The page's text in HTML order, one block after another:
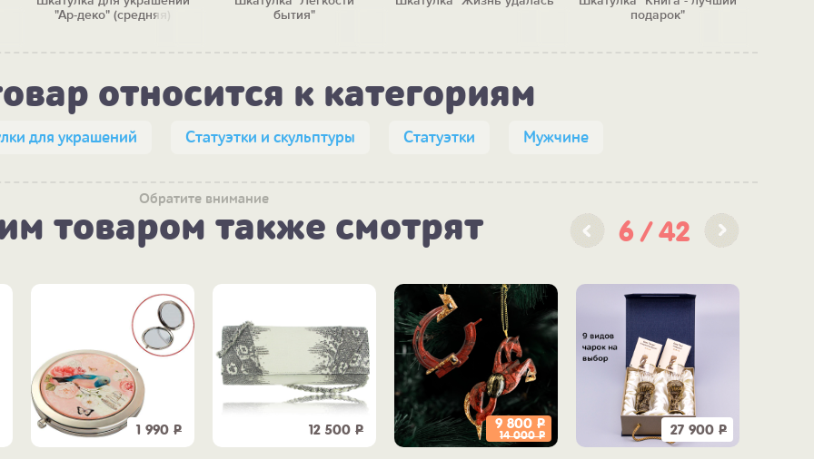
"Ар-деко" (средняя)
бытия"
подарок"
относится к категориям
для украшений Статуэтки и скульптуры Статуэтки Мужчине
Обратите внимание
товаром также смотрят 6 42
1 990 Р 12 500 Р 9 800 Р
14 000Р 27 900 Р